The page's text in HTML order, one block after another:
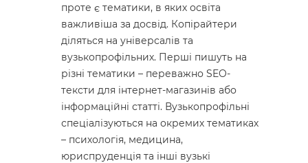
проте є тематики, в яких освіта
важливіша за досвід. Копірайтери
діляться на універсалів та
вузькопрофільних. Перші пишуть на
різні тематики – переважно SEO-
тексти для інтернет-магазинів або
інформаційні статті. Вузькопрофільні
спеціалізуються на окремих тематиках
– психологія, медицина,
юриспруденція та інші вузькі